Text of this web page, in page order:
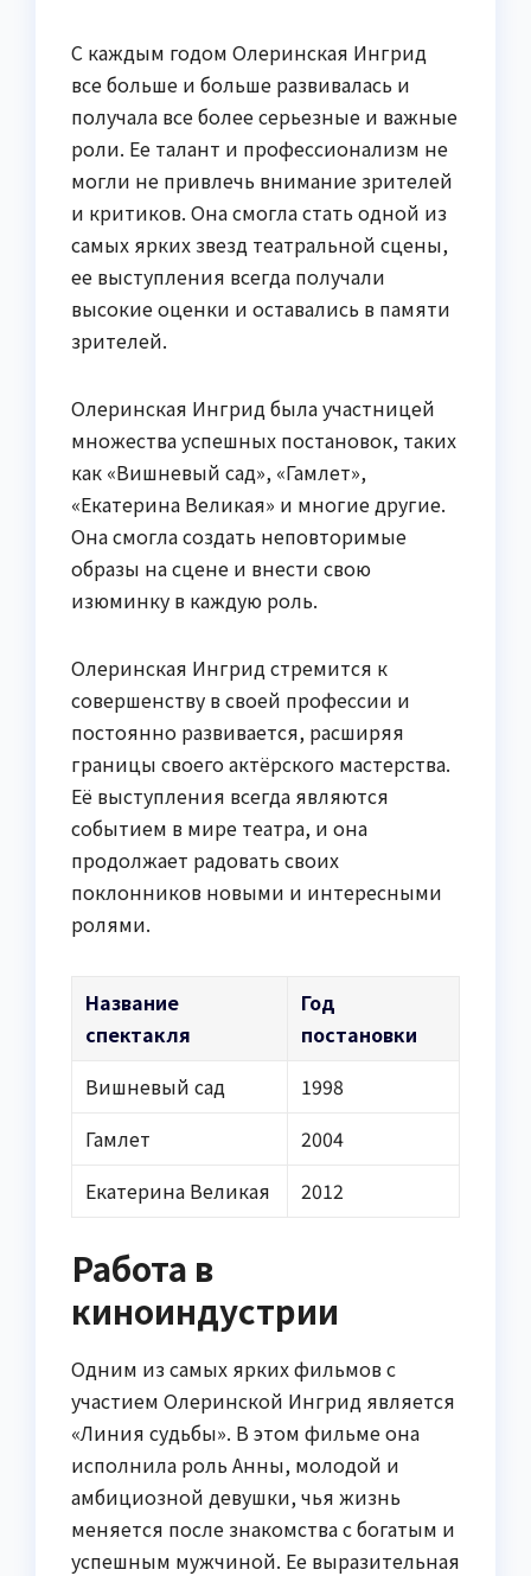
С каждым годом Олеринская Ингрид
все больше и больше развивалась и
получала все более серьезные и важные
роли. Ее талант и профессионализм не
могли не привлечь внимание зрителей
и критиков. Она смогла стать одной из
самых ярких звезд театральной сцены,
ее выступления всегда получали
высокие оценки и оставались в памяти
зрителей.
Олеринская Ингрид была участницей
множества успешных постановок, таких
как «Вишневый сад», «Гамлет»,
«Екатерина Великая» и многие другие.
Она смогла создать неповторимые
образы на сцене и внести свою
изюминку в каждую роль.
Олеринская Ингрид стремится к
совершенству в своей профессии и
постоянно развивается, расширяя
границы своего актёрского мастерства.
Её выступления всегда являются
событием в мире театра, и она
продолжает радовать своих
поклонников новыми и интересными
ролями.
Название
спектакля
Год
постановки
Вишневый сад
1998
Гамлет
2004
Екатерина Великая
2012
Работа в
киноиндустрии
Одним из самых ярких фильмов с
участием Олеринской Ингрид является
«Линия судьбы». В этом фильме она
исполнила роль Анны, молодой и
амбициозной девушки, чья жизнь
меняется после знакомства с богатым и
успешным мужчиной. Ее выразительная